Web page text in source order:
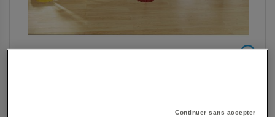
Continuer sans accepter